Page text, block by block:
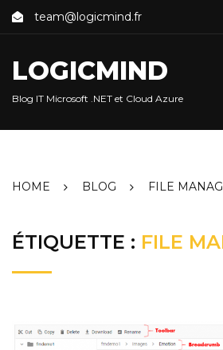
Skip
team@logicmind.fr
LOGICMIND
Blog IT Microsoft .NET et Cloud Azure
HOME BLOG FILE
ÉTIQUETTE : FILE